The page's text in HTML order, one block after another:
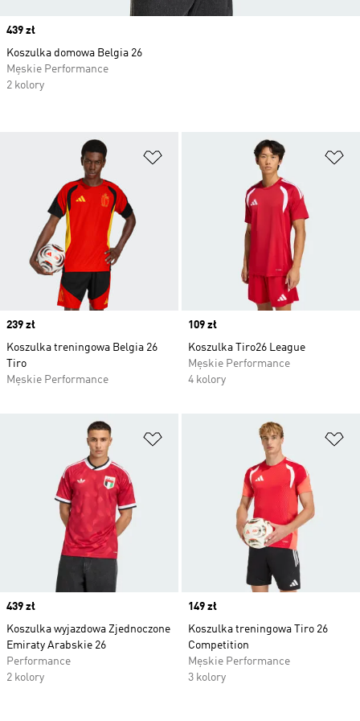
Dodaj do listy życzeń
Price
239 zł
Koszulka treningowa Belgia 26
Tiro
Męskie Performance
Price
109 zł
Koszulka Tiro26 League
Męskie Performance
4 kolory
Dodaj do listy życzeń
Price
439 zł
Koszulka wyjazdowa Zjednoczone
Emiraty Arabskie 26
Performance
2 kolory
Price
149 zł
Koszulka treningowa Tiro 26
Competition
Męskie Performance
3 kolory
Price
439 zł
Koszulka domowa Belgia 26
Męskie Performance
2 kolory